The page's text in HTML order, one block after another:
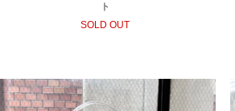
ト
SOLD OUT